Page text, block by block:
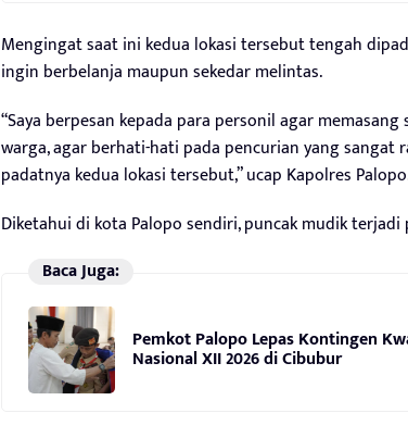
Mengingat saat ini kedua lokasi tersebut tengah
ingin berbelanja maupun sekedar melintas.
“Saya berpesan kepada para personil agar
warga, agar berhati-hati pada pencurian yang sangat
padatnya kedua lokasi tersebut,” ucap Kapolres
Diketahui di kota Palopo sendiri, puncak mudik terjadi
Baca Juga:
Pemkot Palopo Lepas Kontingen
Nasional XII 2026 di Cibubur